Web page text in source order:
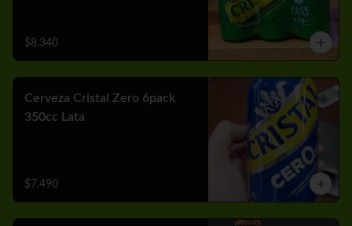
$8.340
Cerveza Cristal Zero 6pack
350cc Lata
$7.490